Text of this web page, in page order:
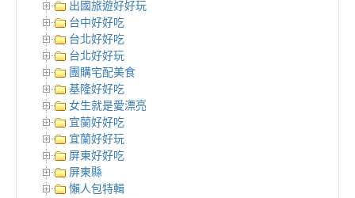
出國旅遊好好玩
台中好好吃
台北好好吃
台北好好玩
團購宅配美食
基隆好好吃
女生就是愛漂亮
宜蘭好好吃
宜蘭好好玩
屏東好好吃
屏東縣
懶人包特輯